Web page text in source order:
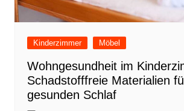
Kinderzimmer Möbel
Wohngesundheit im
Schadstofffreie Materialien
gesunden Schlaf